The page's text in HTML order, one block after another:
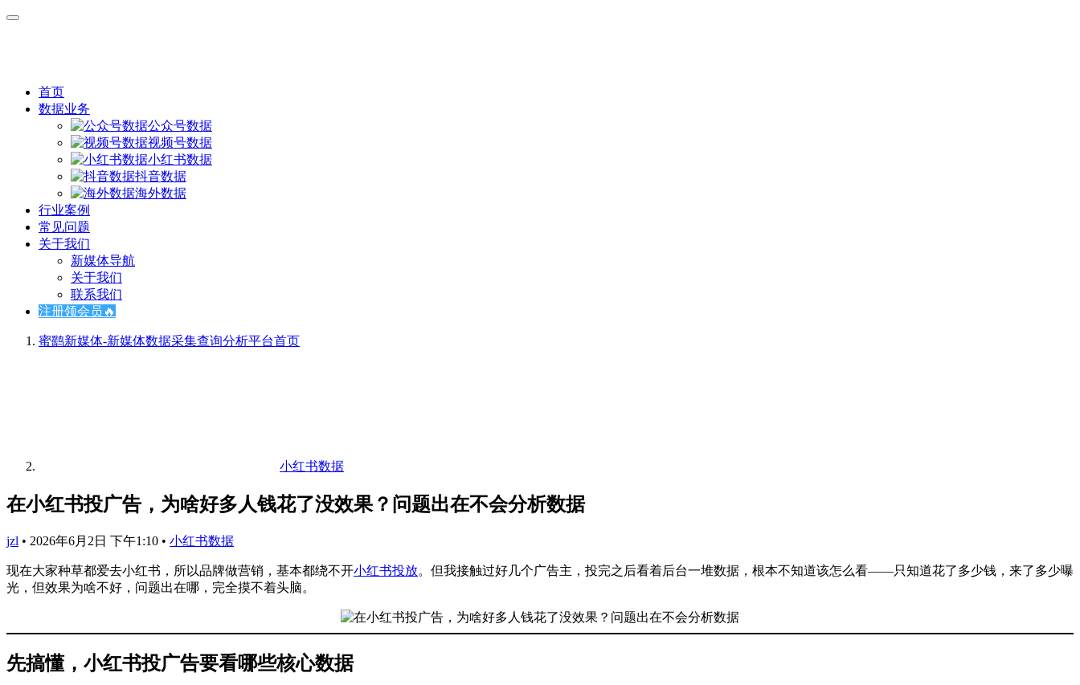
首页
数据业务
公众号数据
视频号数据
小红书数据
抖音数据
海外数据
行业案例
常见问题
关于我们
新媒体导航
关于我们
联系我们
注册领会员🔥
蜜鹞新媒体-新媒体数据采集查询分析平台首页
小红书数据
在小红书投广告，为啥好多人钱花了没效果？问题出在不会分析数据
jzl • 2026年6月2日 下午1:10 • 小红书数据
现在大家种草都爱去小红书，所以品牌做营销，基本都绕不开小红书投放。但我接触过好几个广告主，投完之后看着后台一堆数据，根本不知道该怎么看——只知道花了多少钱，来了多少曝
光，但效果为啥不好，问题出在哪，完全摸不着头脑。
先搞懂，小红书投广告要看哪些核心数据